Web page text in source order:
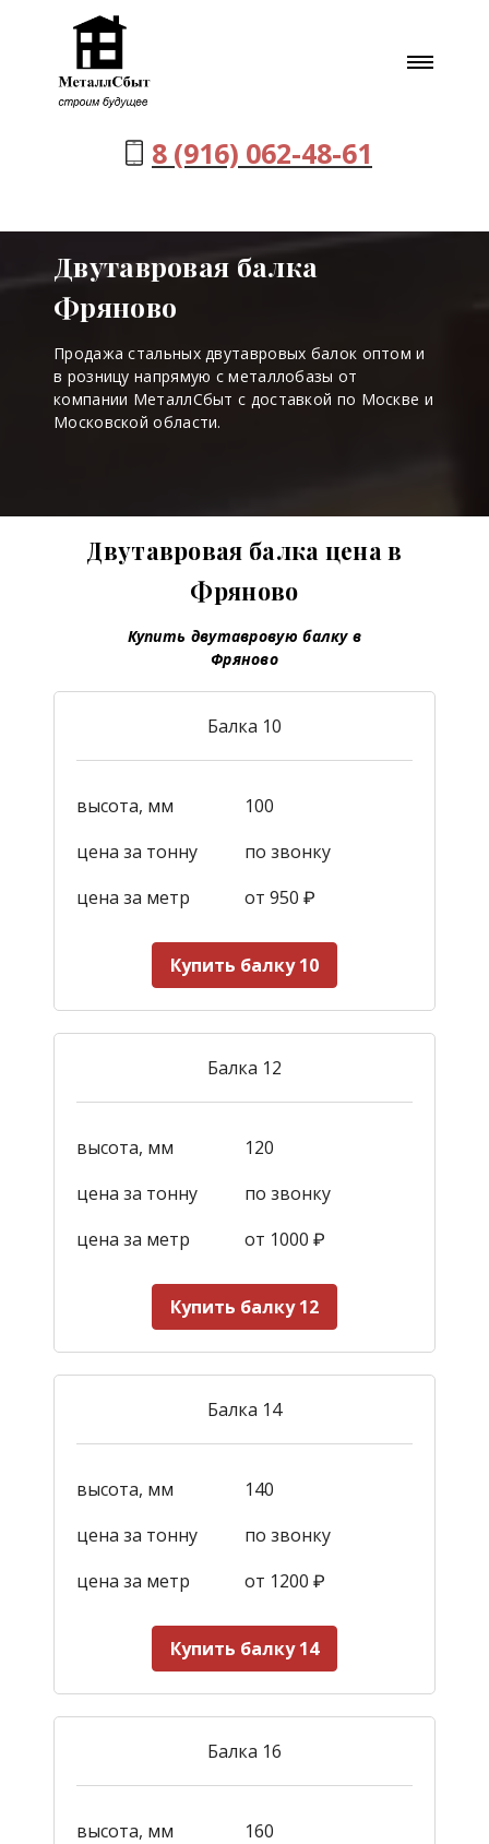
8 (916) 062-48-61
Двутавровая балка
Фряново
Продажа стальных двутавровых балок оптом и
в розницу напрямую с металлобазы от
компании МеталлСбыт с доставкой по Москве и
Московской области.
Двутавровая балка цена в
Фряново
Купить двутавровую балку в
Фряново
Балка 10
высота, мм
100
цена за тонну
по звонку
цена за метр
от 950 ₽
Купить балку 10
Балка 12
высота, мм
120
цена за тонну
по звонку
цена за метр
от 1000 ₽
Купить балку 12
Балка 14
высота, мм
140
цена за тонну
по звонку
цена за метр
от 1200 ₽
Купить балку 14
Балка 16
высота, мм
160